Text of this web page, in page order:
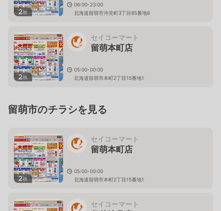
2枚
06:00-23:00
北海道留萌市沖見町3丁目85番地6
2枚
セイコーマート
留萌本町店
05:00-00:00
北海道留萌市本町2丁目15番地1
留萌市のチラシを見る
2枚
セイコーマート
留萌本町店
05:00-00:00
北海道留萌市本町2丁目15番地1
セイコーマート